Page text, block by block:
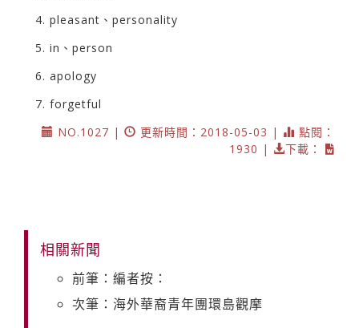
4. pleasant、personality
5. in、person
6. apology
7. forgetful
NO.1027 |
更新時間：2018-05-03 |
點閱：
1930 |
下載：
相關新聞
前筆：編者按：
次筆：海外華裔青年團環島觀摩